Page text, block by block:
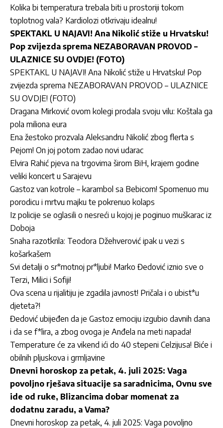
Kolika bi temperatura trebala biti u prostoriji tokom
toplotnog vala? Kardiolozi otkrivaju idealnu!
SPEKTAKL U NAJAVI! Ana Nikolić stiže u Hrvatsku!
Pop zvijezda sprema NEZABORAVAN PROVOD –
ULAZNICE SU OVDJE! (FOTO)
SPEKTAKL U NAJAVI! Ana Nikolić stiže u Hrvatsku! Pop
zvijezda sprema NEZABORAVAN PROVOD – ULAZNICE
SU OVDJE! (FOTO)
Dragana Mirković ovom kolegi prodala svoju vilu: Koštala ga
pola miliona eura
Ena žestoko prozvala Aleksandru Nikolić zbog flerta s
Pejom! On joj potom zadao novi udarac
Elvira Rahić pjeva na trgovima širom BiH, krajem godine
veliki koncert u Sarajevu
Gastoz van kotrole – karambol sa Bebicom! Spomenuo mu
porodicu i mrtvu majku te pokrenuo kolaps
Iz policije se oglasili o nesreći u kojoj je poginuo muškarac iz
Doboja
Snaha razotkrila: Teodora Džehverović ipak u vezi s
košarkašem
Svi detalji o sr*motnoj pr*ljubi! Marko Đedović iznio sve o
Terzi, Milici i Sofiji!
Ova scena u rijalitiju je zgadila javnost! Pričala i o ubist*u
djeteta?!
Đedović ubijeđen da je Gastoz emociju izgubio davnih dana
i da se f*lira, a zbog ovoga je Anđela na meti napada!
Temperature će za vikend ići do 40 stepeni Celzijusa! Biće i
obilnih pljuskova i grmljavine
Dnevni horoskop za petak, 4. juli 2025: Vaga
povoljno rješava situacije sa saradnicima, Ovnu sve
ide od ruke, Blizancima dobar momenat za
dodatnu zaradu, a Vama?
Dnevni horoskop za petak, 4. juli 2025: Vaga povoljno